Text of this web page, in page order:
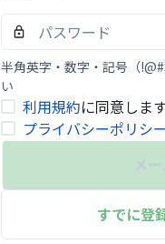
半角英字・数字・記号（
い
利用規約に同意しま
プライバシーポリシー
メ
すでに登